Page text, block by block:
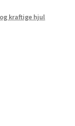
kraftige hjul